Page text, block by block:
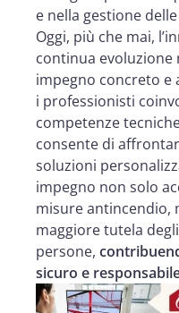
e nella gestione
Oggi, più che mai,
continua
impegno concreto
i professionisti
competenze
consente di
soluzioni
impegno non solo
misure antincendio,
maggiore tutela
persone,
sicuro e